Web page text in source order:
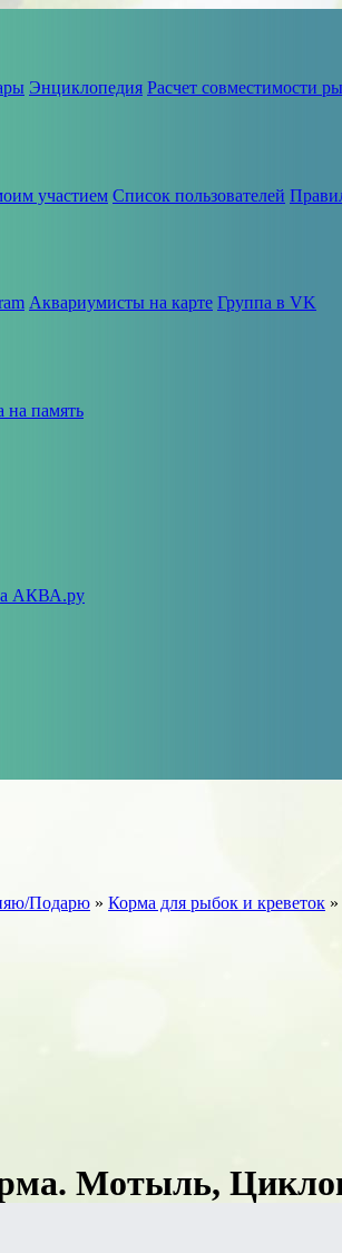
Энциклопедия Расчет совместимости
участием Список пользователей
Аквариумисты на карте Группа в VK
на память
Подарю » Корма для рыбок и креветок »
Мотыль,